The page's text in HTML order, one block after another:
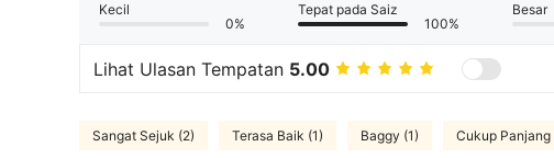
Kecil
0%
Tepat pada Saiz
100%
Besar
Lihat Ulasan Tempatan 5.00
Sangat Sejuk (2) Terasa Baik (1) Baggy (1) Cukup Panjang